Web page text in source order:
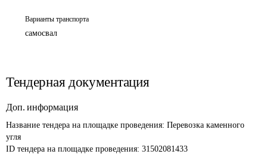
Варианты транспорта
самосвал
Тендерная документация
Доп. информация
Название тендера на площадке проведения: Перевозка каменного
угля
ID тендера на площадке проведения: 31502081433